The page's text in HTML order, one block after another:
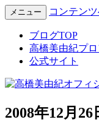
高橋美由
グ
Miyuki
メニュー コンテン
ブログTOP
高橋美由紀プ
公式サイト
2008年12月26